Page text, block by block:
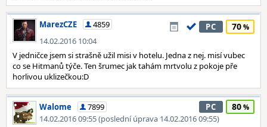
MarezCZE
4859
14.02.2016 10:04
PC 70
V jedničce jsem si strašně užil misi v hotelu. Jedna z nej. misí vubec
co se Hitmanů týče. Ten šrumec jak tahám mrtvolu z pokoje pře
horlivou uklizečkou:D
Walome
7899
14.02.2016 09:55 (poslední úprava 14.02.2016 09:55)
PC 80